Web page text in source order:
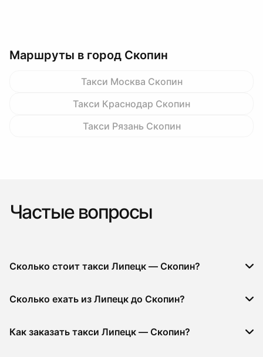
Маршруты в город Скопин
Такси Москва Скопин
Такси Краснодар Скопин
Такси Рязань Скопин
Частые вопросы
Сколько стоит такси Липецк — Скопин?
Сколько ехать из Липецк до Скопин?
Как заказать такси Липецк — Скопин?